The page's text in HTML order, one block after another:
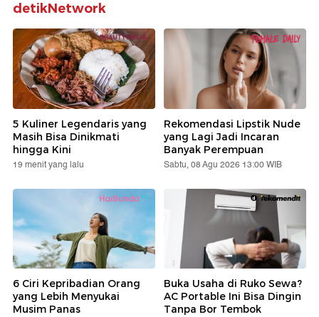
detikNetwork
5 Kuliner Legendaris yang
Masih Bisa Dinikmati
hingga Kini
19 menit yang lalu
Rekomendasi Lipstik Nude
yang Lagi Jadi Incaran
Banyak Perempuan
Sabtu, 08 Agu 2026 13:00 WIB
6 Ciri Kepribadian Orang
yang Lebih Menyukai
Musim Panas
Buka Usaha di Ruko Sewa?
AC Portable Ini Bisa Dingin
Tanpa Bor Tembok